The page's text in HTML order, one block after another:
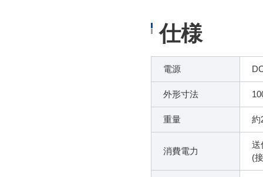
仕様
電源
外形寸法
重量 約
消費電力
送
(